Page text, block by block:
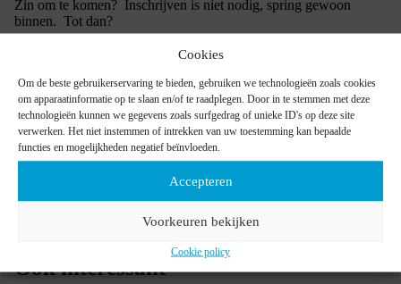
Cookies
Om de beste gebruikerservaring te bieden, gebruiken we technologieën zoals cookies
om apparaatinformatie op te slaan en/of te raadplegen. Door in te stemmen met deze
technologieën kunnen we gegevens zoals surfgedrag of unieke ID's op deze site
verwerken. Het niet instemmen of intrekken van uw toestemming kan bepaalde
functies en mogelijkheden negatief beïnvloeden.
Accepteren
Voorkeuren bekijken
Cookie policy
Zin om te komen? Inschrijven is niet nodig, spring gewoon
binnen. Tot dan?
BEKIJK DE VACATURES
Ook interessant